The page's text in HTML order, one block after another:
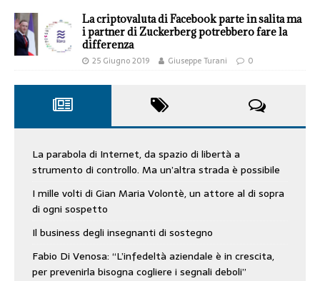
La criptovaluta di Facebook parte in salita ma
i partner di Zuckerberg potrebbero fare la
differenza
25 Giugno 2019 Giuseppe Turani 0
La parabola di Internet, da spazio di libertà a
strumento di controllo. Ma un’altra strada è possibile
I mille volti di Gian Maria Volontè, un attore al di sopra
di ogni sospetto
Il business degli insegnanti di sostegno
Fabio Di Venosa: “L’infedeltà aziendale è in crescita,
per prevenirla bisogna cogliere i segnali deboli”